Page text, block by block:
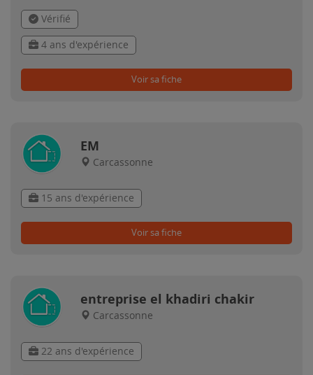
Vérifié
4 ans d'expérience
Voir sa fiche
EM
Carcassonne
15 ans d'expérience
Voir sa fiche
entreprise el khadiri chakir
Carcassonne
22 ans d'expérience